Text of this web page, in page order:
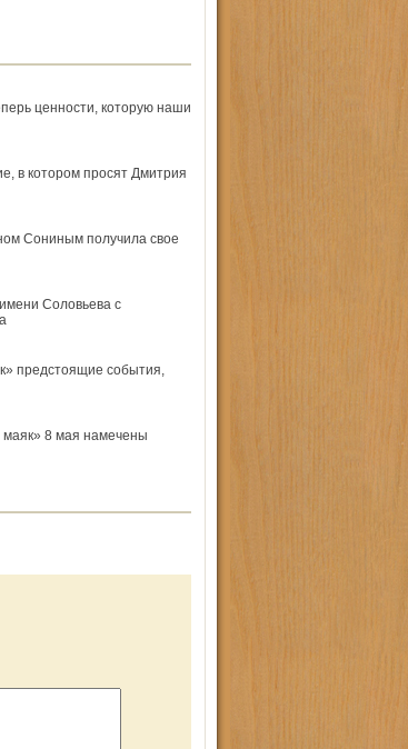
ценности, которую наши
в котором просят Дмитрия
Сониным получила свое
Соловьева с
предстоящие события,
8 мая намечены